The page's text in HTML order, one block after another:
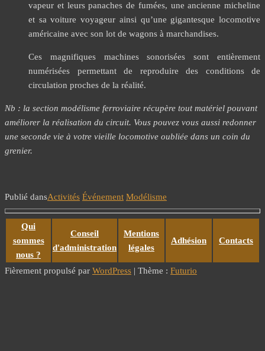
vapeur et leurs panaches de fumées, une ancienne micheline
et sa voiture voyageur ainsi qu’une gigantesque locomotive
américaine avec son lot de wagons à marchandises.
Ces magnifiques machines sonorisées sont entièrement
numérisées permettant de reproduire des conditions de
circulation proches de la réalité.
Nb : la section modélisme ferroviaire récupère tout matériel pouvant
améliorer la réalisation du circuit. Vous pouvez vous aussi redonner
une seconde vie à votre vieille locomotive oubliée dans un coin du
grenier.
Publié dansActivités Événement Modélisme
Qui
sommes
nous ?
Conseil
d'administration
Mentions
légales
Adhésion Contacts
Fièrement propulsé par WordPress | Thème : Futurio